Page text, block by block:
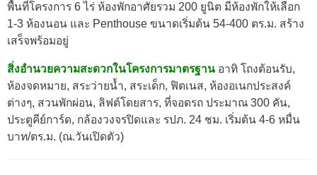
พื้นที่โครงการ 6 ไร่ ห้องพักอาศัยรวม 200 ยูนิต มีห้องพักให้เลือก
1-3 ห้องนอน และ Penthouse ขนาดเริ่มต้น 54-400 ตร.ม. สร้าง
เสร็จพร้อมอยู่
สิ่งอำนวยความสะดวกในโครงการมาตรฐาน อาทิ โถงต้อนรับ,
ห้องจดหมาย, สระว่ายน้ำ, สระเด็ก, ฟิตเนส, ห้องอเนกประสงค์
ต่างๆ, สวนพักผ่อน, ลิฟต์โดยสาร, ที่จอดรถ ประมาณ 300 คัน,
ประตูคีย์การ์ด, กล้องวงจรปิดและ รปภ. 24 ชม. เริ่มต้น 4-6 หมื่น
บาท/ตร.ม. (ณ.วันเปิดตัว)